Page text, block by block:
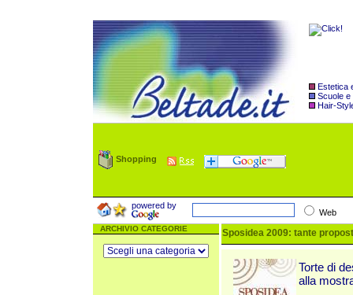
Estetica
Scuole e
Hair-
Shopping
powered by
Web
ARCHIVIO CATEGORIE Sposidea 2009: tante
Torte di
alla